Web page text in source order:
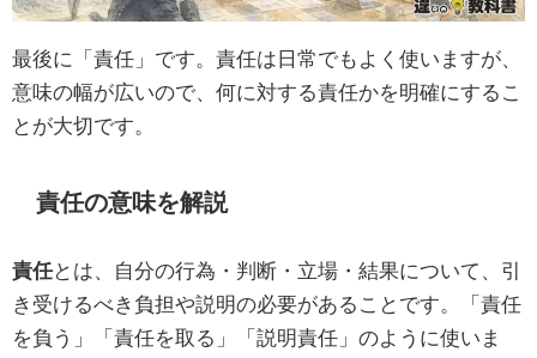
最後に「責任」です。責任は日常でもよく使いますが、
意味の幅が広いので、何に対する責任かを明確にするこ
とが大切です。
責任の意味を解説
責任とは、自分の行為・判断・立場・結果について、引
き受けるべき負担や説明の必要があることです。「責任
を負う」「責任を取る」「説明責任」のように使いま